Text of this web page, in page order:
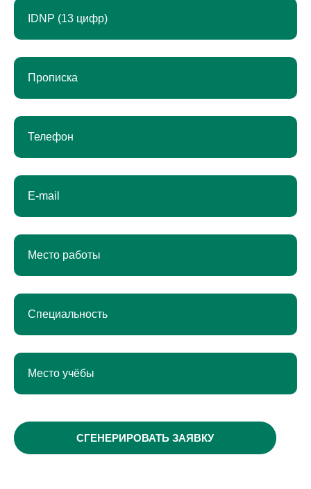
СГЕНЕРИРОВАТЬ ЗАЯВКУ